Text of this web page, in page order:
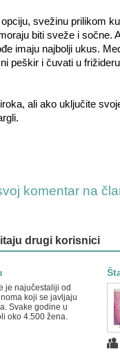
svežinu prilikom
biti sveže i sočne.
imaju najbolji ukus.
peškir i čuvati u
ali ako uključite
komentar na
drugi korisnici
je najučestaliji od
koji se javljaju
Svake godine u
oko 4.500 žena.